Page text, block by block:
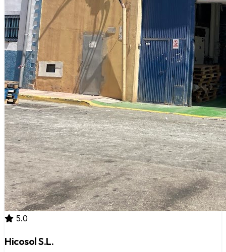
5.0
Hicosol S.L.